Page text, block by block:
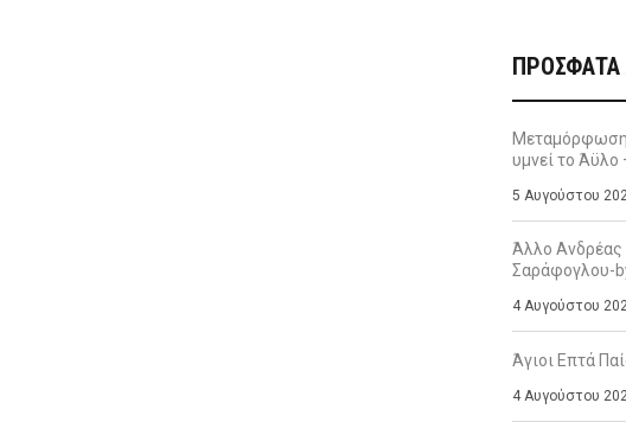
ΠΡΌΣΦΑΤΑ
Μεταμόρφωση
υμνεί το Άϋλο
5 Αυγούστου
Άλλο Ανδρέας
Σαράφογλου-
4 Αυγούστου
Άγιοι Επτά
4 Αυγούστου